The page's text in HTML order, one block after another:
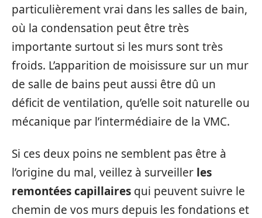
particulièrement vrai dans les salles de bain,
où la condensation peut être très
importante surtout si les murs sont très
froids. L’apparition de moisissure sur un mur
de salle de bains peut aussi être dû un
déficit de ventilation, qu’elle soit naturelle ou
mécanique par l’intermédiaire de la VMC.
Si ces deux poins ne semblent pas être à
l’origine du mal, veillez à surveiller les
remontées capillaires qui peuvent suivre le
chemin de vos murs depuis les fondations et